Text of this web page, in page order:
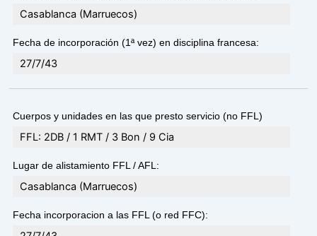
Casablanca (Marruecos)
Fecha de incorporación (1ª vez) en disciplina francesa:
27/7/43
Cuerpos y unidades en las que presto servicio (no FFL)
FFL: 2DB / 1 RMT / 3 Bon / 9 Cia
Lugar de alistamiento FFL / AFL:
Casablanca (Marruecos)
Fecha incorporacion a las FFL (o red FFC):